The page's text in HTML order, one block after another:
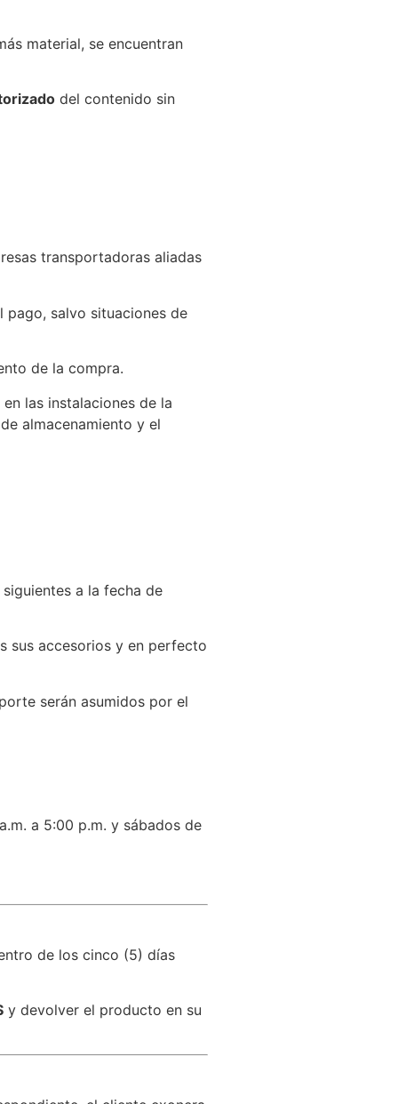
material, se encuentran
del contenido sin
transportadoras aliadas
salvo situaciones de
de la compra.
en las instalaciones de la
almacenamiento y el
a la fecha de
sus accesorios y en perfecto
serán asumidos por el
a 5:00 p.m. y sábados de
de los cinco (5) días
y devolver el producto en su